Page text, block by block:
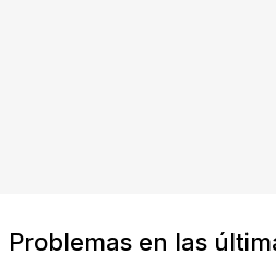
Problemas en las